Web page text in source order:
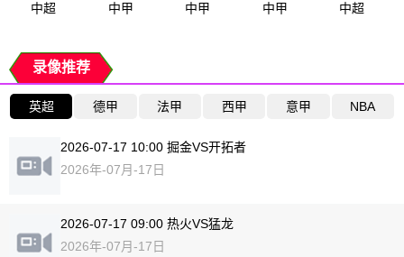
中超 中甲 中甲 中甲 中超
录像推荐
英超 德甲 法甲 西甲 意甲 NBA
2026-07-17 10:00 掘金VS开拓者
2026年-07月-17日
2026-07-17 09:00 热火VS猛龙
2026年-07月-17日